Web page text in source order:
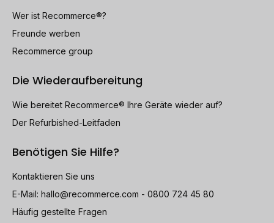
Wer ist Recommerce®?
Freunde werben
Recommerce group
Die Wiederaufbereitung
Wie bereitet Recommerce® Ihre Geräte wieder auf?
Der Refurbished-Leitfaden
Benötigen Sie Hilfe?
Kontaktieren Sie uns
E-Mail: hallo@recommerce.com - 0800 724 45 80
Häufig gestellte Fragen